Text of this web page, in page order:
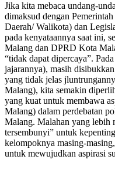
Jika kita mebaca undang-
dimaksud dengan
Daerah/ Walikota) dan
pada kenyataannya saat ini,
Malang dan DPRD Kota
“tidak dapat dipercaya”.
jajarannya), masih
yang tidak jelas
Malang), kita semakin
yang kuat untuk membawa
Malang) dalam perdebatan
Malang. Malahan yang lebih
tersembunyi” untuk
kelompoknya masing-
untuk mewujudkan aspirasi